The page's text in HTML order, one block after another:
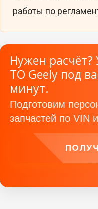
работы по
Нужен
ТО Geely под
минут.
Подготовим
запчастей по VIN